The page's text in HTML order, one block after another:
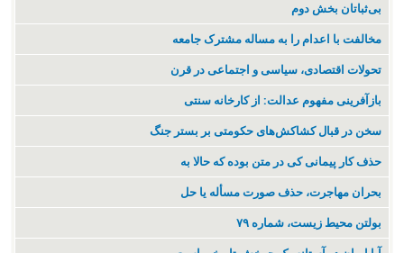
بی‌ثباتان بخش دوم
مخالفت با اعدام را به مساله مشترک جامعه
تحولات اقتصادی، سیاسی و اجتماعی در قرن
بازآفرینی مفهوم عدالت: از کارخانه سنتی
سخن در قبال کشاکش‌های حکومتی بر بستر جنگ
حذف کار پیمانی کی در متن بودە کە حالا بە
بحران مهاجرت‌، حذف صورت مسأله یا حل
بولتن محیط زیست، شماره ۷۹